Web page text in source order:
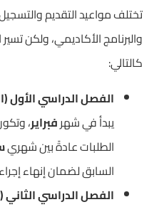
تختلف مواعيد التقديم
كالتالي:
الفصل الدراسي الأول
يبدأ في شهرفبراير،
الطلبات عادةً بين شهري
السابق لضمان إنهاء
الفصل الدراسي الثاني